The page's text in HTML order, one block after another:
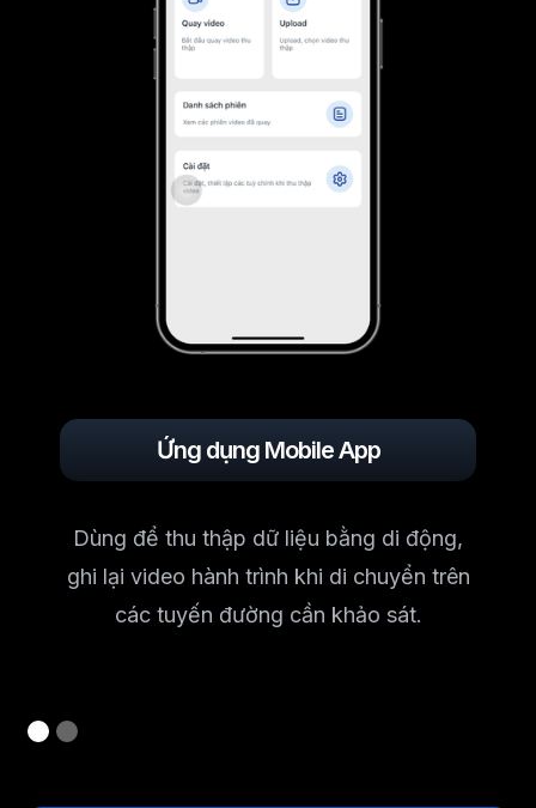
Ứng dụng Mobile App
Dùng để thu thập dữ liệu bằng di động,
ghi lại video hành trình khi di chuyển trên
các tuyến đường cần khảo sát.
Slide 1 of 2.